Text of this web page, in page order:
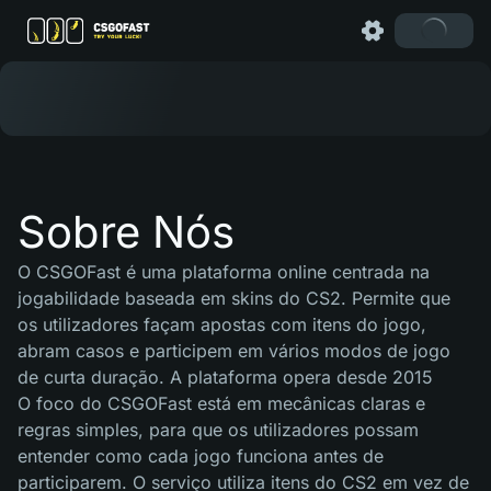
Sobre Nós
O CSGOFast é uma plataforma online centrada na
jogabilidade baseada em skins do CS2. Permite que
os utilizadores façam apostas com itens do jogo,
abram casos e participem em vários modos de jogo
de curta duração. A plataforma opera desde 2015
O foco do CSGOFast está em mecânicas claras e
regras simples, para que os utilizadores possam
entender como cada jogo funciona antes de
participarem. O serviço utiliza itens do CS2 em vez de